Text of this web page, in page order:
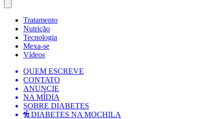
Tratamento
Nutrição
Tecnologia
Mexa-se
Vídeos
QUEM ESCREVE
CONTATO
ANUNCIE
NA MÍDIA
SOBRE DIABETES
DIABETES NA MOCHILA